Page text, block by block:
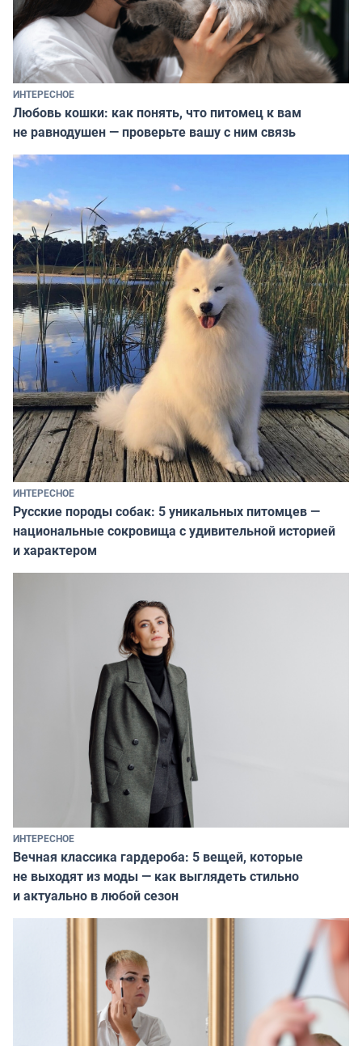
ИНТЕРЕСНОЕ
Любовь кошки: как понять, что питомец к вам
не равнодушен — проверьте вашу с ним связь
ИНТЕРЕСНОЕ
Русские породы собак: 5 уникальных питомцев —
национальные сокровища с удивительной историей
и характером
ИНТЕРЕСНОЕ
Вечная классика гардероба: 5 вещей, которые
не выходят из моды — как выглядеть стильно
и актуально в любой сезон